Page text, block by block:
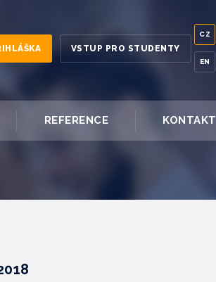
VSTUP PRO STUDENTY
CZ
EN
REFERENCE KONTAKT